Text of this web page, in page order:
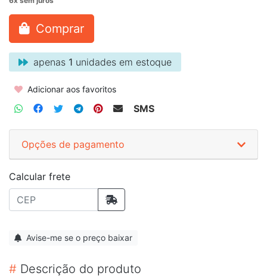
Comprar
apenas 1 unidades em estoque
Adicionar aos favoritos
SMS
Opções de pagamento
Calcular frete
Avise-me se o preço baixar
# Descrição do produto